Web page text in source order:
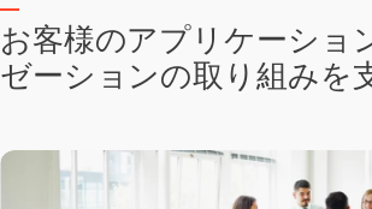
お客様のアプリケーショ
ゼーションの取り組みを